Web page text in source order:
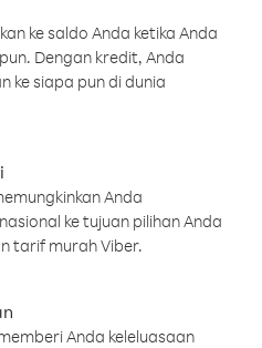
ke saldo Anda ketika Anda
Dengan kredit, Anda
ke siapa pun di dunia
Anda
ke tujuan pilihan Anda
tarif murah Viber.
Anda keleluasaan